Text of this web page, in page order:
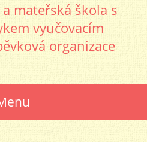
mateřská škola s
vyučovacím
organizace